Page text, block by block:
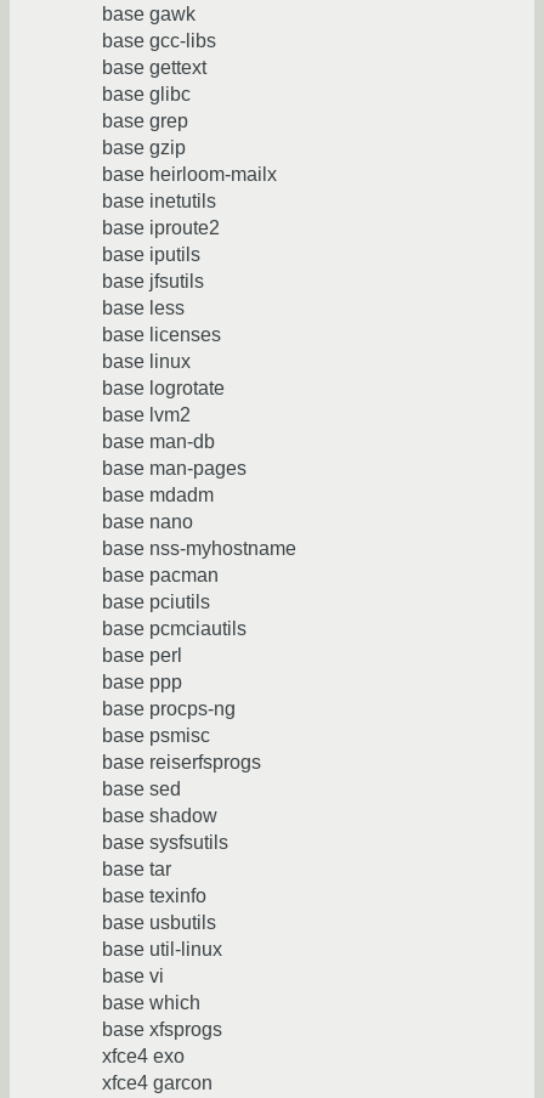
base gawk
base gcc-libs
base gettext
base glibc
base grep
base gzip
base heirloom-mailx
base inetutils
base iproute2
base iputils
base jfsutils
base less
base licenses
base linux
base logrotate
base lvm2
base man-db
base man-pages
base mdadm
base nano
base nss-myhostname
base pacman
base pciutils
base pcmciautils
base perl
base ppp
base procps-ng
base psmisc
base reiserfsprogs
base sed
base shadow
base sysfsutils
base tar
base texinfo
base usbutils
base util-linux
base vi
base which
base xfsprogs
xfce4 exo
xfce4 garcon